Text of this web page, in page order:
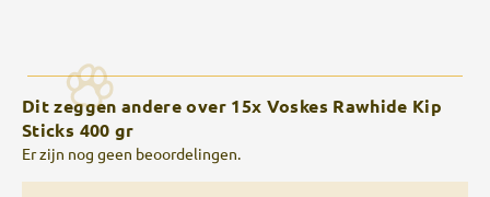
Dit zeggen andere over 15x Voskes Rawhide Kip
Sticks 400 gr
Er zijn nog geen beoordelingen.